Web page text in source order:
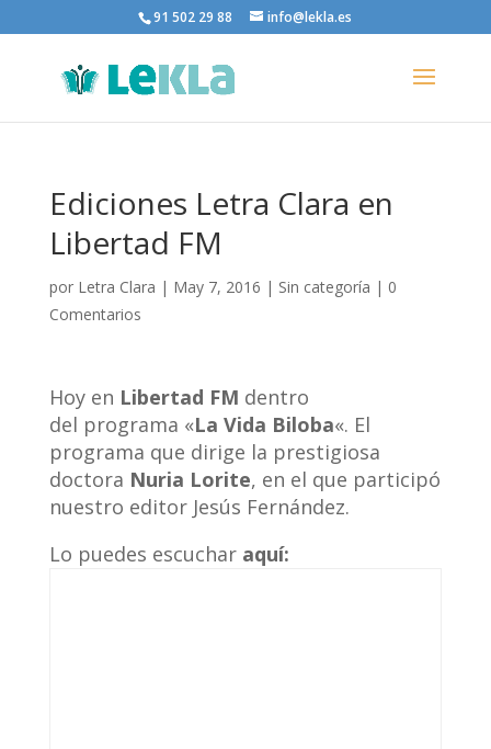
91 502 29 88 info@lekla.es
Ediciones Letra Clara en
Libertad FM
por Letra Clara | May 7, 2016 | Sin categoría | 0
Comentarios
Hoy en Libertad FM dentro
del programa «La Vida Biloba«. El
programa que dirige la prestigiosa
doctora Nuria Lorite, en el que participó
nuestro editor Jesús Fernández.
Lo puedes escucharaquí: